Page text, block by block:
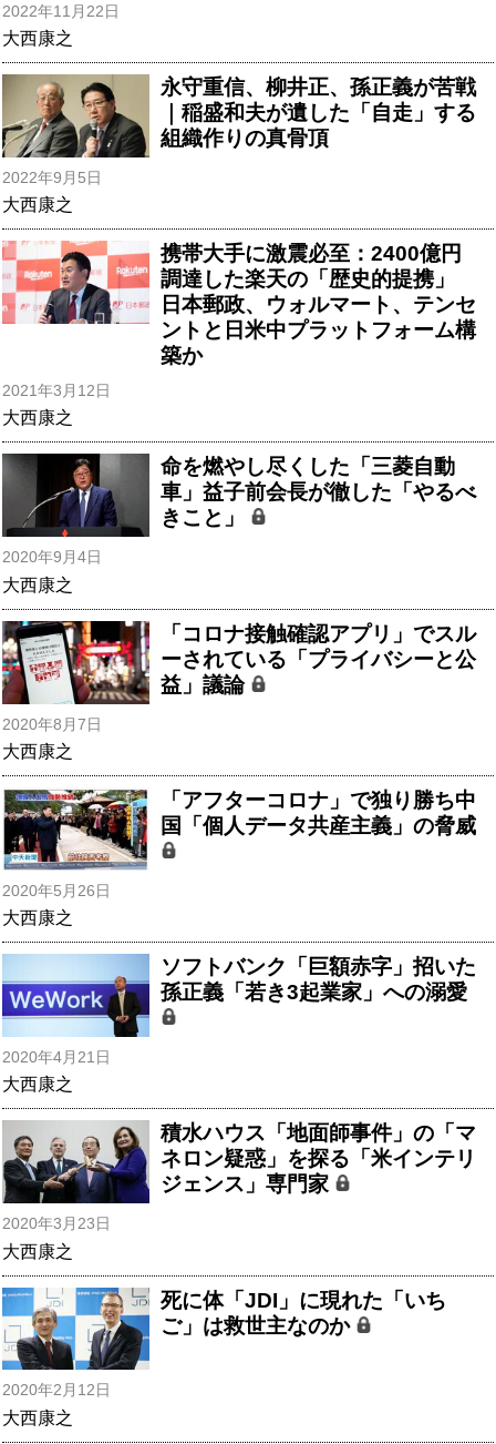
2022年11月22日
大西康之
永守重信、柳井正、孫正義が苦戦
｜稲盛和夫が遺した「自走」する
組織作りの真骨頂
2022年9月5日
大西康之
携帯大手に激震必至：2400億円
調達した楽天の「歴史的提携」
日本郵政、ウォルマート、テンセ
ントと日米中プラットフォーム構
築か
2021年3月12日
大西康之
命を燃やし尽くした「三菱自動
車」益子前会長が徹した「やるべ
きこと」
2020年9月4日
大西康之
「コロナ接触確認アプリ」でスル
ーされている「プライバシーと公
益」議論
2020年8月7日
大西康之
「アフターコロナ」で独り勝ち中
国「個人データ共産主義」の脅威
2020年5月26日
大西康之
ソフトバンク「巨額赤字」招いた
孫正義「若き3起業家」への溺愛
2020年4月21日
大西康之
積水ハウス「地面師事件」の「マ
ネロン疑惑」を探る「米インテリ
ジェンス」専門家
2020年3月23日
大西康之
死に体「JDI」に現れた「いち
ご」は救世主なのか
2020年2月12日
大西康之